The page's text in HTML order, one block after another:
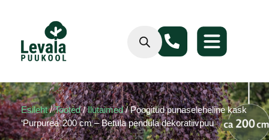
Esileht/Tooted/Ilutaimed/ Poogitud punaseleheline kask
‘Purpurea’ 200 cm – Betula pendula dekoratiivpuu